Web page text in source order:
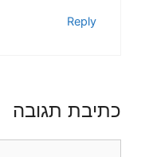
Reply
כתיבת תגובה